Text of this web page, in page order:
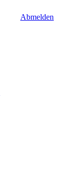
Abmelden